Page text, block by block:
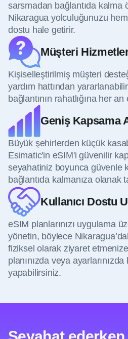
sarsmadan bağlantıda kalma
Nikaragua yolculuğunuzu
dostu hale getirir.
Müşteri
Kişiselleştirilmiş müşteri
yardım hattından
bağlantının rahatlığına her
Geniş Kapsama
Büyük şehirlerden küçük
Esimatic'in eSIM'i güvenilir
seyahatiniz boyunca güvenle
bağlantıda kalmanıza olanak
Kullanıcı Dostu
eSIM planlarınızı uygulama
yönetin, böylece
fiziksel olarak ziyaret
planınızda veya
yapabilirsiniz.